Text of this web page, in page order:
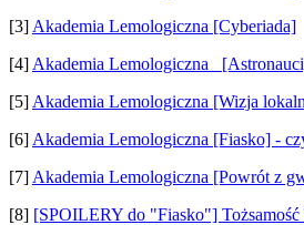
[3] Akademia Lemologiczna [Cyberiada]
[4] Akademia Lemologiczna
[5] Akademia Lemologiczna [Wizja
[6] Akademia Lemologiczna [Fiasko] -
[7] Akademia Lemologiczna [Powrót z
[8] [SPOILERY do "Fiasko"] Tożsamość